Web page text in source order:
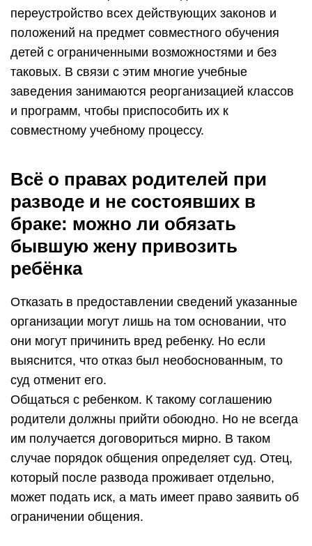
переустройство всех действующих законов и
положений на предмет совместного обучения
детей с ограниченными возможностями и без
таковых. В связи с этим многие учебные
заведения занимаются реорганизацией классов
и программ, чтобы приспособить их к
совместному учебному процессу.
Всё о правах родителей при
разводе и не состоявших в
браке: можно ли обязать
бывшую жену привозить
ребёнка
Отказать в предоставлении сведений указанные
организации могут лишь на том основании, что
они могут причинить вред ребенку. Но если
выяснится, что отказ был необоснованным, то
суд отменит его.
Общаться с ребенком. К такому соглашению
родители должны прийти обоюдно. Но не всегда
им получается договориться мирно. В таком
случае порядок общения определяет суд. Отец,
который после развода проживает отдельно,
может подать иск, а мать имеет право заявить об
ограничении общения.